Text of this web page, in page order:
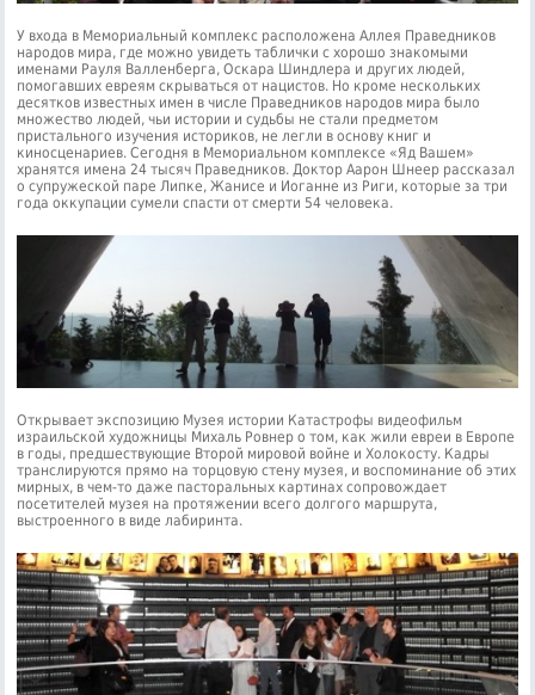
У входа в Мемориальный комплекс расположена Аллея Праведников
народов мира, где можно увидеть таблички с хорошо знакомыми
именами Рауля Валленберга, Оскара Шиндлера и других людей,
помогавших евреям скрываться от нацистов. Но кроме нескольких
десятков известных имен в числе Праведников народов мира было
множество людей, чьи истории и судьбы не стали предметом
пристального изучения историков, не легли в основу книг и
киносценариев. Сегодня в Мемориальном комплексе «Яд Вашем»
хранятся имена 24 тысяч Праведников. Доктор Аарон Шнеер рассказал
о супружеской паре Липке, Жанисе и Иоганне из Риги, которые за три
года оккупации сумели спасти от смерти 54 человека.
Открывает экспозицию Музея истории Катастрофы видеофильм
израильской художницы Михаль Ровнер о том, как жили евреи в Европе
в годы, предшествующие Второй мировой войне и Холокосту. Кадры
транслируются прямо на торцовую стену музея, и воспоминание об этих
мирных, в чем-то даже пасторальных картинах сопровождает
посетителей музея на протяжении всего долгого маршрута,
выстроенного в виде лабиринта.